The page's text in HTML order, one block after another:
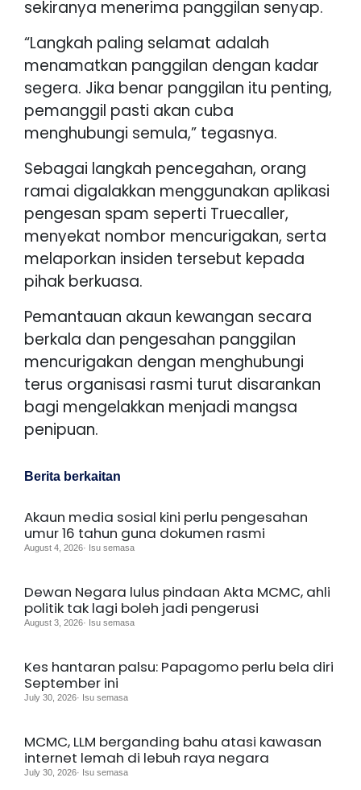
sekiranya menerima panggilan senyap.
“Langkah paling selamat adalah
menamatkan panggilan dengan kadar
segera. Jika benar panggilan itu penting,
pemanggil pasti akan cuba
menghubungi semula,” tegasnya.
Sebagai langkah pencegahan, orang
ramai digalakkan menggunakan aplikasi
pengesan spam seperti Truecaller,
menyekat nombor mencurigakan, serta
melaporkan insiden tersebut kepada
pihak berkuasa.
Pemantauan akaun kewangan secara
berkala dan pengesahan panggilan
mencurigakan dengan menghubungi
terus organisasi rasmi turut disarankan
bagi mengelakkan menjadi mangsa
penipuan.
Berita berkaitan
Akaun media sosial kini perlu pengesahan
umur 16 tahun guna dokumen rasmi
August 4, 2026· Isu semasa
Dewan Negara lulus pindaan Akta MCMC, ahli
politik tak lagi boleh jadi pengerusi
August 3, 2026· Isu semasa
Kes hantaran palsu: Papagomo perlu bela diri
September ini
July 30, 2026· Isu semasa
MCMC, LLM berganding bahu atasi kawasan
internet lemah di lebuh raya negara
July 30, 2026· Isu semasa